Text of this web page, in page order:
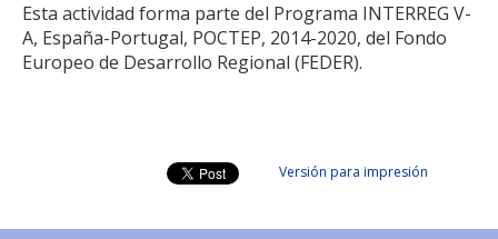
Esta actividad forma parte del Programa INTERREG V-
A, España-Portugal, POCTEP, 2014-2020, del Fondo
Europeo de Desarrollo Regional (FEDER).
Versión para impresión